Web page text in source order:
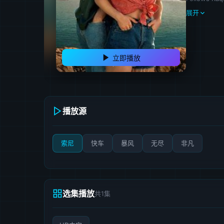
立即播放
展开
播放源
索尼 快车 暴风 无尽 非凡
选集播放共1集